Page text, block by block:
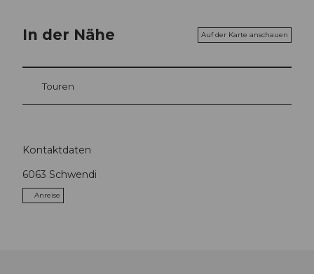
In der Nähe Auf der Karte anschauen
Touren
Kontaktdaten
6063 Schwendi
Anreise